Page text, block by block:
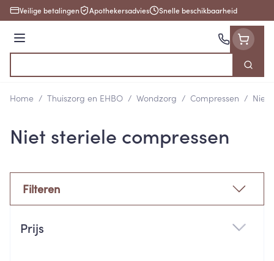
Ga naar de inhoud
Veilige betalingen Apothekersadvies Snelle beschikbaarheid
Menu
Zoek
Home / Thuiszorg en EHBO / Wondzorg / Compressen / Niet
Niet steriele compressen
Filteren
Prijs